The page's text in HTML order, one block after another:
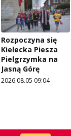
Rozpoczyna się
Kielecka Piesza
Pielgrzymka na
Jasną Górę
2026.08.05 09:04